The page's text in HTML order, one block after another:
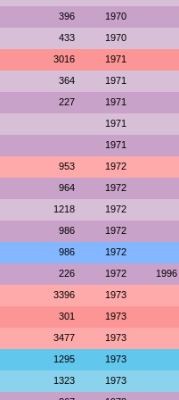
396 1970
433 1970
3016 1971
364 1971
227 1971
1971
1971
953 1972
964 1972
1218 1972
986 1972
986 1972
226 1972 1996
3396 1973
301 1973
3477 1973
1295 1973
1323 1973